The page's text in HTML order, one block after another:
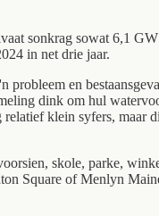
sonkrag sowat 6,1
in net drie jaar.
en
dink om hul
klein syfers, maar
skole, parke,
Square of Menlyn